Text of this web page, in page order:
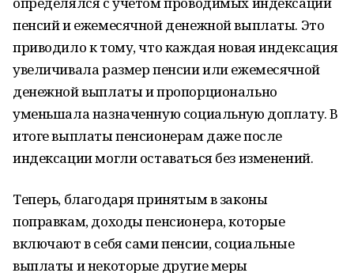
пенсий и ежемесячной денежной выплаты. Это
приводило к тому, что каждая новая индексация
увеличивала размер пенсии или ежемесячной
денежной выплаты и пропорционально
уменьшала назначенную социальную доплату. В
итоге выплаты пенсионерам даже после
индексации могли оставаться без изменений.
Теперь, благодаря принятым в законы
поправкам, доходы пенсионера, которые
включают в себя сами пенсии, социальные
выплаты и некоторые другие меры